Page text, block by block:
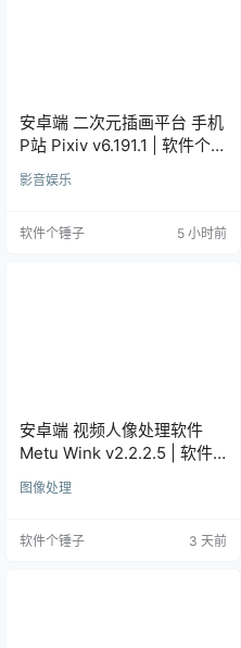
安卓端 二次元插画平台 手机
P站 Pixiv v6.191.1 | 软件个锤
影音娱乐
软件个锤子 5 小时前
安卓端 视频人像处理软件
Metu Wink v2.2.2.5 | 软件
个锤子 | R1759
图像处理
软件个锤子 3 天前